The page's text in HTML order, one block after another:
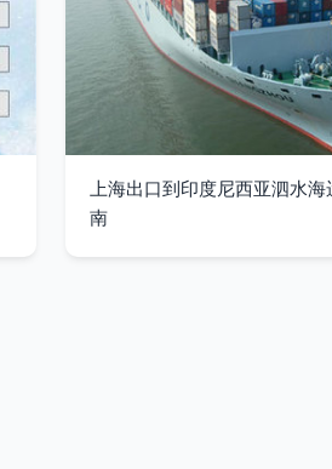
上海出口到印度尼西亚泗水
南